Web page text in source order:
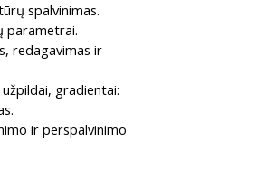
spalvinimas.
parametrai.
redagavimas ir
gradientai:
ir perspalvinimo